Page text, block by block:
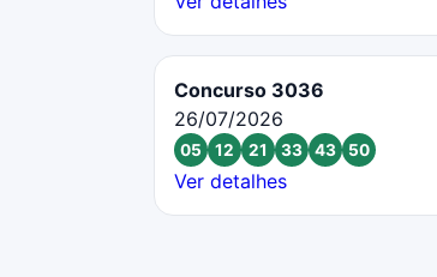
Concurso 3036
26/07/2026
05 12 21 33 43 50
Ver detalhes